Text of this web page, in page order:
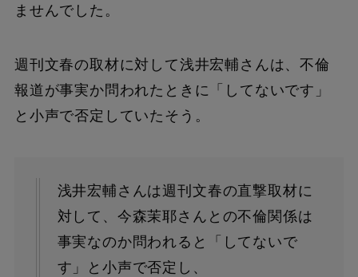
ませんでした。
週刊文春の取材に対して浅井宏輔さんは、不倫
報道が事実か問われたときに「してないです」
と小声で否定していたそう。
浅井宏輔さんは週刊文春の直撃取材に
対して、今森茉耶さんとの不倫関係は
事実なのか問われると「してないで
す」と小声で否定し、